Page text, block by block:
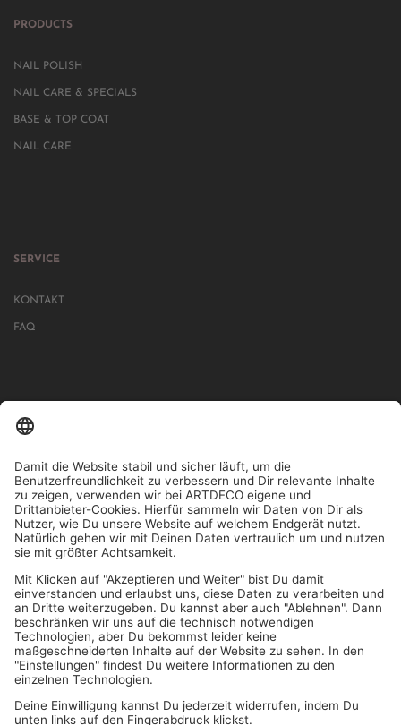
PRODUCTS
NAIL POLISH
NAIL CARE & SPECIALS
BASE & TOP COAT
NAIL CARE
SERVICE
KONTAKT
FAQ